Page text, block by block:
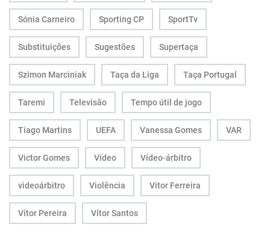
Sónia Carneiro Sporting CP SportTv
Substituições Sugestões Supertaça
Szimon Marciniak Taça da Liga Taça Portugal
Taremi Televisão Tempo útil de jogo
Tiago Martins UEFA Vanessa Gomes VAR
Victor Gomes Vídeo Vídeo-árbitro
videoárbitro Violência Vitor Ferreira
Vítor Pereira Vítor Santos